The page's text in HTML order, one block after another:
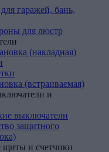
гаражей, бань,
для люстр
(накладная)
(встраиваемая)
и
выключатели
защитного
щиты и счетчики